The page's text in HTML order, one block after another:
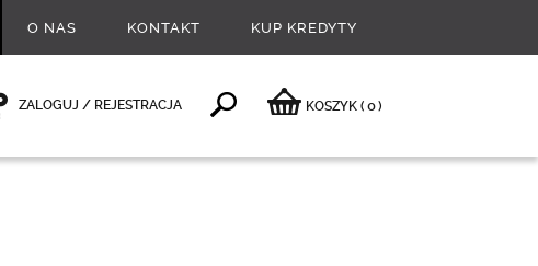
O NAS KONTAKT KUP KREDYTY
ZALOGUJ / REJESTRACJA KOSZYK ( 0)